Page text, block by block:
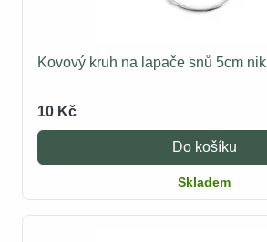
Kovový kruh na lapače snů 5cm nikl
10 Kč
Do košíku
Skladem